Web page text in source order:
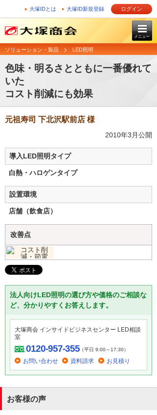
大塚IDとは 大塚ID新規登録 ログイン
メニュー
ソリューション・製品 LED照明
色味・明るさとともに一番優れて
いた
コスト削減にも効果
元祖寿司 下北沢駅前店 様
2010年3月公開
導入LED照明タイプ
白熱・ハロゲンタイプ
設置環境
店舗（飲食店）
改善点
法人向けLED照明の選び方や価格のご相談な
ど、分かりやすくお答えします。
大塚商会 インサイドビジネスセンター LED相談
室
0120-957-355（平日 9:00～17:30）
お問い合わせ 資料請求 お見積り
お客様の声